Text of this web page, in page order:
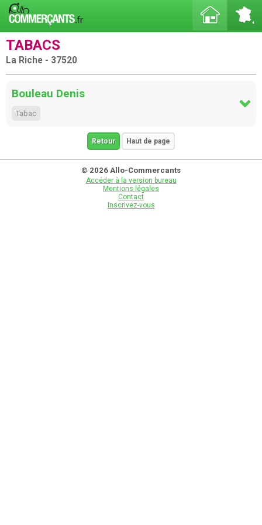
TABACS
La Riche - 37520
Bouleau Denis
Tabac
Retour Haut de page
© 2026 Allo-Commercants
Accéder à la version bureau
Mentions légales
Contact
Inscrivez-vous